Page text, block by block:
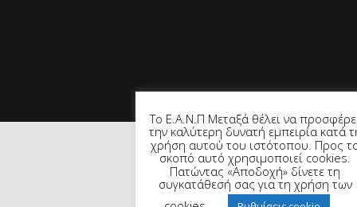
Το Ε.Α.Ν.Π Μεταξά θέλει να
την καλύτερη δυνατή εμπειρία κατά
χρήση αυτού του ιστότοπου. Προς
σκοπό αυτό χρησιμοποιεί cookies.
Πατώντας «Αποδοχή» δίνετε τη
συγκατάθεσή σας για τη χρήση των